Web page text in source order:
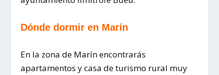
Dónde dormir en Marín
En la zona de Marín encontrarás
apartamentos y casa de turismo rural muy